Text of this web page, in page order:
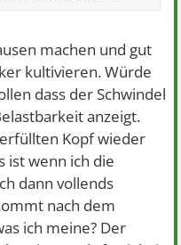
machen und gut
kultivieren. Würde
dass der Schwindel
anzeigt.
Kopf wieder
ist wenn ich die
dann vollends
nach dem
ich meine? Der